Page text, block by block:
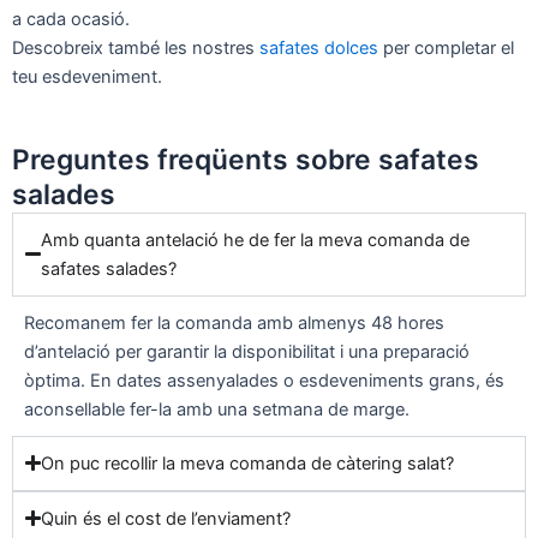
a cada ocasió.
Descobreix també les nostres safates dolces per completar el
teu esdeveniment.
Preguntes freqüents sobre safates
salades
Amb quanta antelació he de fer la meva comanda de
safates salades?
Recomanem fer la comanda amb almenys 48 hores
d’antelació per garantir la disponibilitat i una preparació
òptima. En dates assenyalades o esdeveniments grans, és
aconsellable fer-la amb una setmana de marge.
On puc recollir la meva comanda de càtering salat?
Quin és el cost de l’enviament?